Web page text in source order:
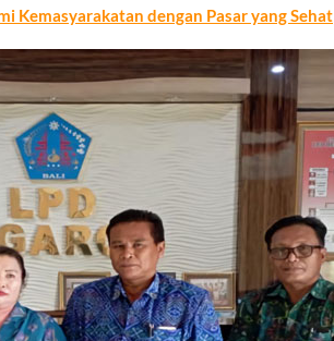
Kemasyarakatan dengan Pasar yang Sehat